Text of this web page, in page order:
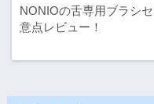
NONIOの舌専用ブラシ
意点レビュー！